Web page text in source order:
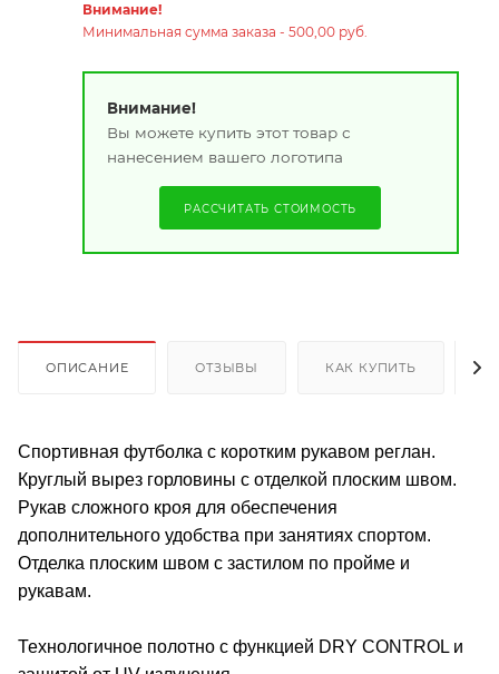
Внимание!
Минимальная сумма заказа - 500,00 руб.
Внимание!
Вы можете купить этот товар с
нанесением вашего логотипа
РАССЧИТАТЬ СТОИМОСТЬ
ОПИСАНИЕ ОТЗЫВЫ КАК КУПИТЬ
Спортивная футболка с коротким рукавом реглан.
Круглый вырез горловины с отделкой плоским швом.
Рукав сложного кроя для обеспечения
дополнительного удобства при занятиях спортом.
Отделка плоским швом с застилом по пройме и
рукавам.
Технологичное полотно с функцией DRY CONTROL и